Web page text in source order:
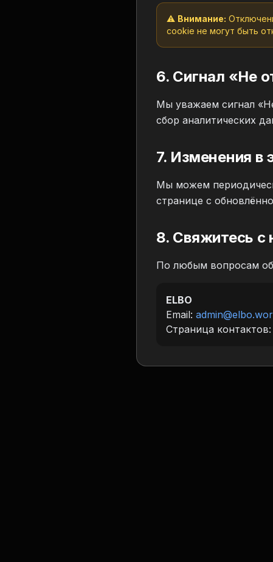
⚠️ Внимание:
cookie не могут быть
6. Сигнал «Не
Мы уважаем сигнал
сбор аналитических
7. Изменения в
Мы можем
странице с
8. Свяжитесь с
По любым вопросам об
ELBO
Email:
Страница контактов: